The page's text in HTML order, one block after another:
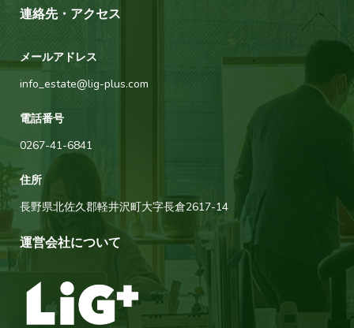
連絡先・アクセス
メールアドレス
info_estate@lig-plus.com
電話番号
0267-41-6841
住所
長野県北佐久郡軽井沢町大字長倉2617-14
運営会社について